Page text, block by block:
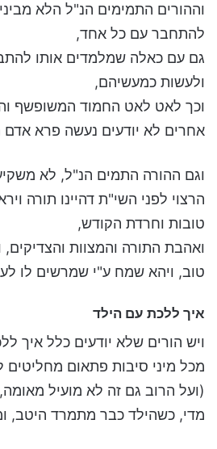
וההורים התמימים הנ"ל הלא
להתחבר עם כל אחד,
גם עם כאלה שמלמדים אותו
ולעשות כמעשיהם,
וכך לאט לאט החמוד המשופשף
אחרים לא יודעים נעשה פרא אדם
וגם ההורה התמים הנ"ל, לא משקיע
הרצוי לפני השי"ת דהיינו תורה
טובות וחרדת הקודש,
ואהבת התורה והמצוות והצדיקים,
טוב, ויהא שמח ע"י שמרשים לו
איך ללכת עם הילד
ויש הורים שלא יודעים כלל איך
מכל מיני סיבות פתאום
(ועל הרוב גם זה לא מועיל
מדי, כשהילד כבר מתמרד היטב,